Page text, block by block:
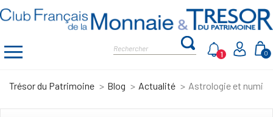
0
1
Trésor du Patrimoine Blog Actualité Astrologie et